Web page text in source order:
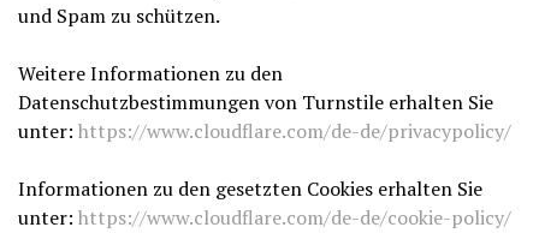
und Spam zu schützen.
Weitere Informationen zu den
Datenschutzbestimmungen von Turnstile erhalten Sie
unter: https://www.cloudflare.com/de-de/privacypolicy/
Informationen zu den gesetzten Cookies erhalten Sie
unter: https://www.cloudflare.com/de-de/cookie-policy/